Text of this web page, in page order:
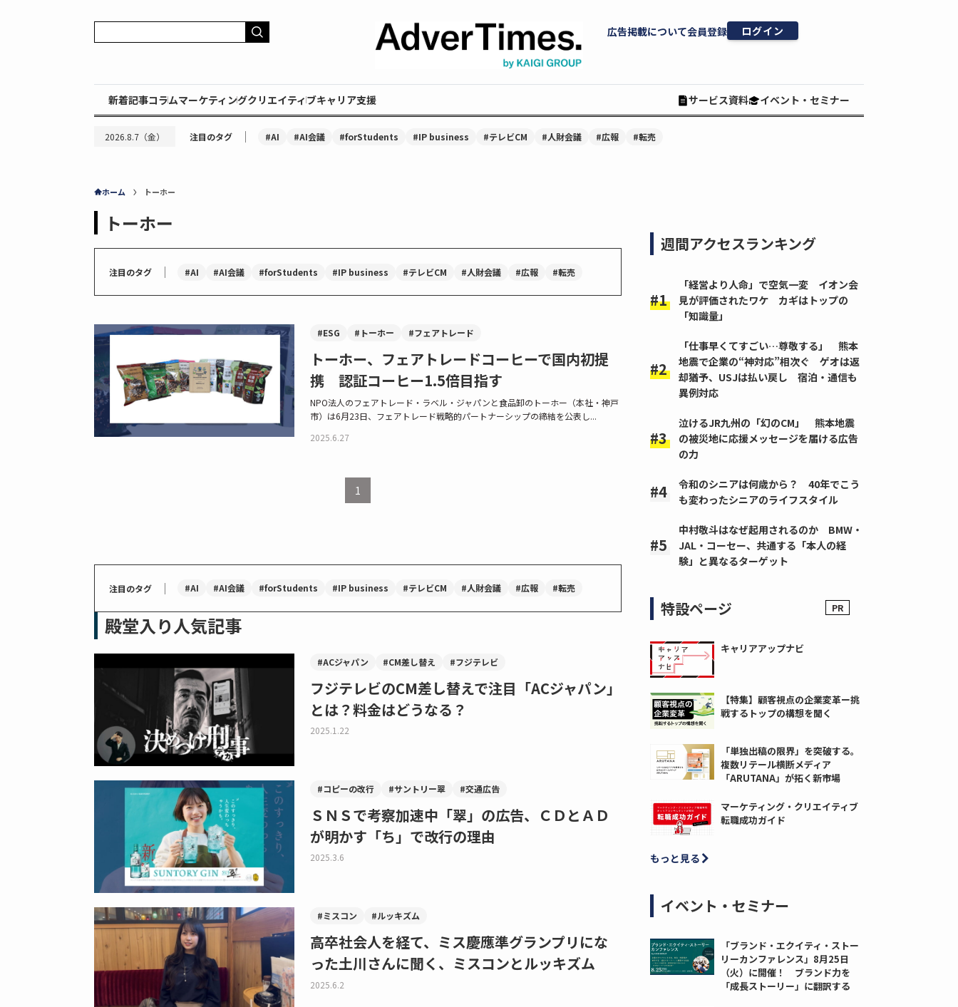
広告掲載について会員登録 ログイン
新着記事コラムマーケティングクリエイティブキャリア支援 サービス資料 イベント・セミナー
2026.8.7（金） 注目のタグ ｜ #AI #AI会議 #forStudents #IP business #テレビCM #人財会議 #広報 #転売
ホーム トーホー
トーホー
注目のタグ ｜ #AI #AI会議 #forStudents #IP business #テレビCM #人財会議 #広報 #転売
#ESG #トーホー #フェアトレード
トーホー、フェアトレードコーヒーで国内初提
携 認証コーヒー1.5倍目指す
NPO法人のフェアトレード・ラベル・ジャパンと食品卸のトーホー（本社・神戸
市）は6月23日、フェアトレード戦略的パートナーシップの締結を公表し...
2025.6.27
1
注目のタグ ｜ #AI #AI会議 #forStudents #IP business #テレビCM #人財会議 #広報 #転売
殿堂入り人気記事
#ACジャパン #CM差し替え #フジテレビ
フジテレビのCM差し替えで注目「ACジャパン」
とは？料金はどうなる？
2025.1.22
#コピーの改行 #サントリー翠 #交通広告
ＳＮＳで考察加速中「翠」の広告、ＣＤとＡＤ
が明かす「ち」で改行の理由
2025.3.6
#ミスコン #ルッキズム
高卒社会人を経て、ミス慶應準グランプリにな
った土川さんに聞く、ミスコンとルッキズム
2025.6.2
週間アクセスランキング
「経営より人命」で空気一変 イオン会
見が評価されたワケ カギはトップの
「知識量」
「仕事早くてすごい…尊敬する」 熊本
地震で企業の“神対応”相次ぐ ゲオは返
却猶予、USJは払い戻し 宿泊・通信も
異例対応
泣けるJR九州の「幻のCM」 熊本地震
の被災地に応援メッセージを届ける広告
の力
令和のシニアは何歳から？ 40年でこう
も変わったシニアのライフスタイル
中村敬斗はなぜ起用されるのか BMW・
JAL・コーセー、共通する「本人の経
験」と異なるターゲット
特設ページ
キャリアアップナビ
【特集】顧客視点の企業変革ー挑
戦するトップの構想を聞く
「単独出稿の限界」を突破する。
複数リテール横断メディア
「ARUTANA」が拓く新市場
マーケティング・クリエイティブ
転職成功ガイド
もっと見る
イベント・セミナー
「ブランド・エクイティ・ストー
リーカンファレンス」8月25日
（火）に開催！ ブランド力を
「成長ストーリー」に翻訳する